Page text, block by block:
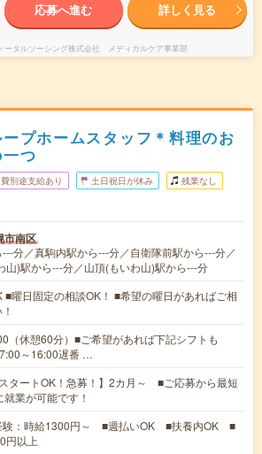
応募へ進む 詳しく見る
ータルソーシング株式会社 メディカルケア事業部
プホームスタッフ＊料理のお
つ
別途支給あり 土日祝日が休み 残業なし
市南区
分／真駒内駅から---分／自衛隊前駅から---分／
山)駅から---分／山頂(もいわ山)駅から---分
■曜日固定の相談OK！ ■希望の曜日があればご相
（休憩60分）■ご希望があれば下記シフトも
～16:00遅番 …
スタートOK！急募！】2カ月～ ■ご応募から最短
業が可能です！
験：時給1300円～ ■週払いOK ■扶養内OK ■
円以上